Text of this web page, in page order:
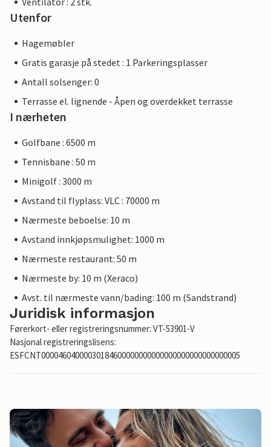
Utenfor
Hagemøbler
Gratis garasje på stedet : 1 Parkeringsplasser
Antall solsenger: 0
Terrasse el. lignende - Åpen og overdekket terrasse
I nærheten
Golfbane : 6500 m
Tennisbane : 50 m
Minigolf : 3000 m
Avstand til flyplass: VLC : 70000 m
Nærmeste beboelse: 10 m
Avstand innkjøpsmulighet: 1000 m
Nærmeste restaurant: 50 m
Nærmeste by: 10 m (Xeraco)
Avst. til nærmeste vann/bading: 100 m (Sandstrand)
Juridisk informasjon
Førerkort- eller registreringsnummer: VT-53901-V
Nasjonal registreringslisens:
ESFCNT00004604000030184600000000000000000000000000005